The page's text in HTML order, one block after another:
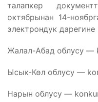
талапкер
октябрынан 14-
электрондук
Жалал-Абад облусу —
Ысык-Көл облусу —
Нарын облусу —